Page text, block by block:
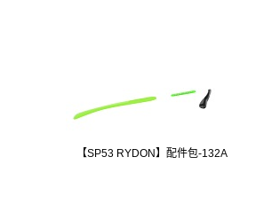
【SP53 RYDON】配件包-132A